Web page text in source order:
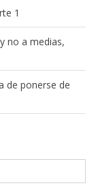
1
no a medias,
de ponerse de